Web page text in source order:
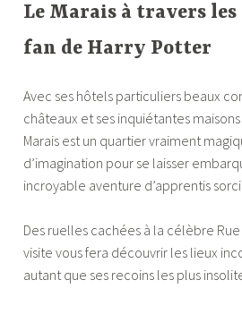
Le Marais à travers les
fan de Harry Potter
Avec ses hôtels particuliers beaux
châteaux et ses inquiétantes
Marais est un quartier vraiment
d’imagination pour se laisser
incroyable aventure d’apprentis
Des ruelles cachées à la célèbre
visite vous fera découvrir les lieux
autant que ses recoins les plus